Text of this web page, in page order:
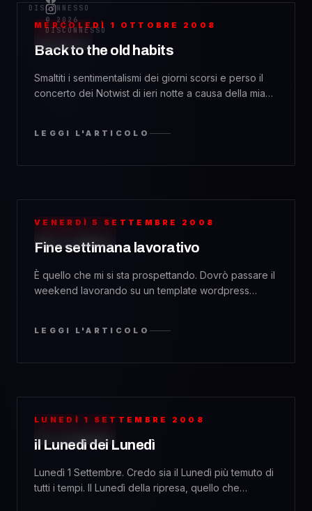
DISCONNESSO
© 2026
DISCONNESSO
MUSIC
MERCOLEDÌ 1 OTTOBRE 2008
Back to the old habits
Smaltiti i sentimentalismi dei giorni scorsi e perso il
concerto dei Notwist di ieri notte a causa della mia
che poi preso dallo sconforto sono tornato a casa
l&#8217;opzione L-Ektrica) torno ai miei soliti post
blog cazzone. Post brevi [&hellip;]
LEGGI L'ARTICOLO
VENERDÌ 5 SETTEMBRE 2008
Fine settimana lavorativo
È quello che mi si sta prospettando. Dovrò passare il
weekend lavorando su un template wordpress
una gran rottura di coglioni. Si spera comunque di
andare a fare due salti. Anche [&hellip;]
LEGGI L'ARTICOLO
LUNEDÌ 1 SETTEMBRE 2008
il Lunedì dei Lunedì
Lunedì 1 Settembre. Credo sia il Lunedì più temuto di
tutti i tempi. Il Lunedì della ripresa, quello che